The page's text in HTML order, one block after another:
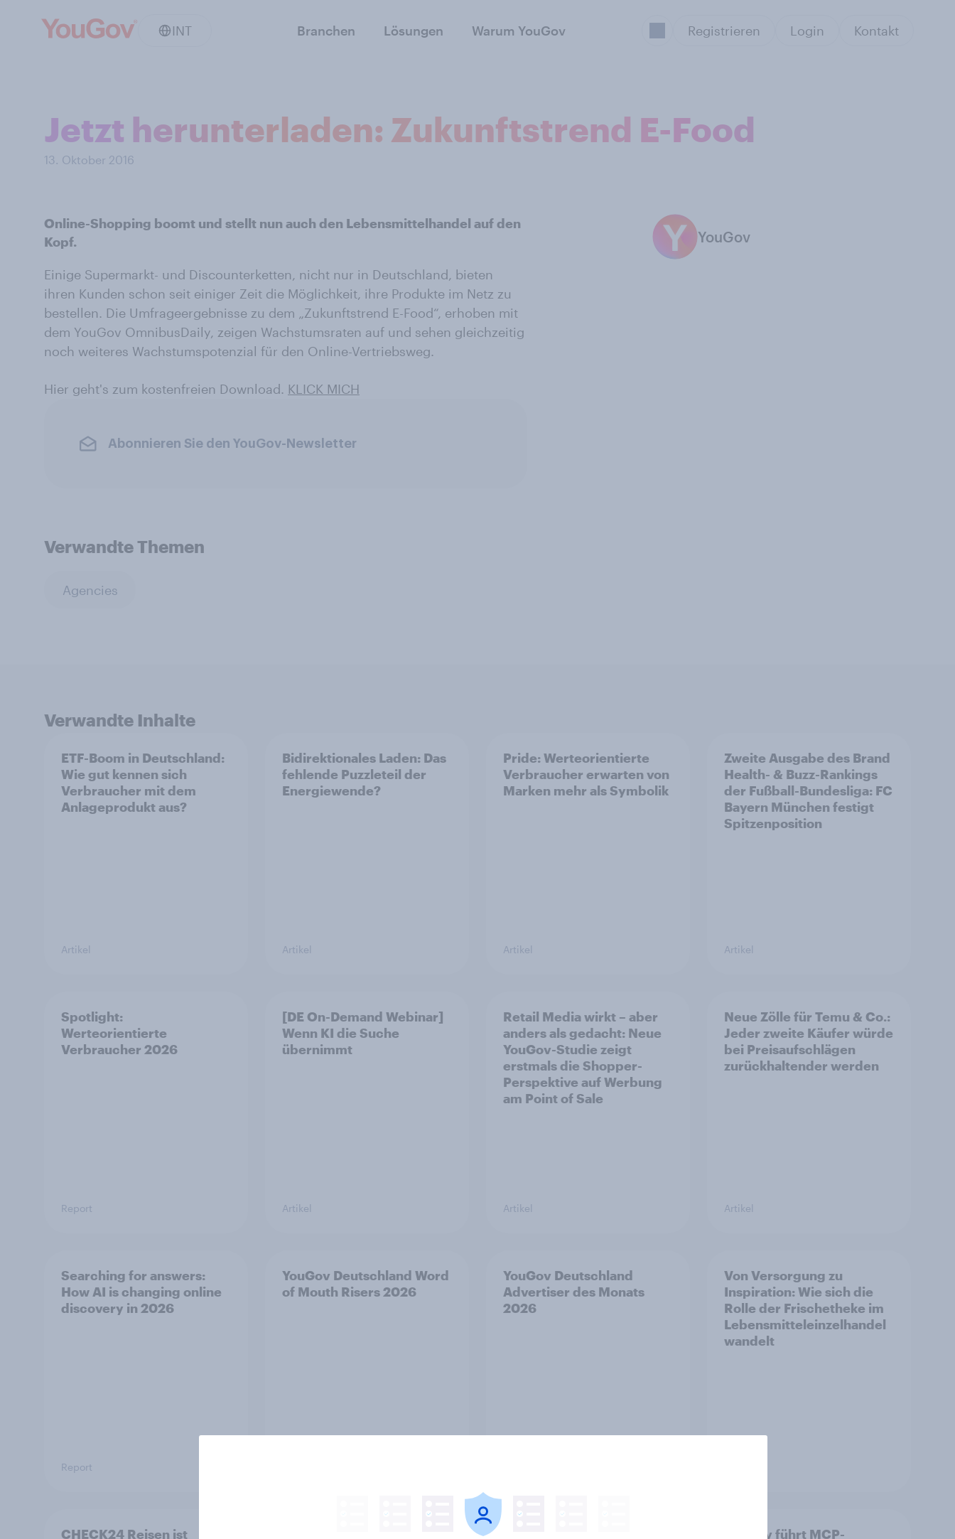
INT Branchen Lösungen Warum YouGov Registrieren Login Kontakt
Jetzt herunterladen: Zukunftstrend E-Food
13. Oktober 2016
Online-Shopping boomt und stellt nun auch den Lebensmittelhandel auf den
Kopf.
Einige Supermarkt- und Discounterketten, nicht nur in Deutschland, bieten
ihren Kunden schon seit einiger Zeit die Möglichkeit, ihre Produkte im Netz zu
bestellen. Die Umfrageergebnisse zu dem „Zukunftstrend E-Food“, erhoben mit
dem YouGov OmnibusDaily, zeigen Wachstumsraten auf und sehen gleichzeitig
noch weiteres Wachstumspotenzial für den Online-Vertriebsweg.
Hier geht's zum kostenfreien Download. KLICK MICH
Abonnieren Sie den YouGov-Newsletter
YouGov
Verwandte Themen
Agencies
Verwandte Inhalte
ETF-Boom in Deutschland:
Wie gut kennen sich
Verbraucher mit dem
Anlageprodukt aus?
Artikel
Bidirektionales Laden: Das
fehlende Puzzleteil der
Energiewende?
Artikel
Pride: Werteorientierte
Verbraucher erwarten von
Marken mehr als Symbolik
Artikel
Zweite Ausgabe des Brand
Health- & Buzz-Rankings
der Fußball-Bundesliga: FC
Bayern München festigt
Spitzenposition
Artikel
Spotlight:
Werteorientierte
Verbraucher 2026
Report
[DE On-Demand Webinar]
Wenn KI die Suche
übernimmt
Artikel
Retail Media wirkt – aber
anders als gedacht: Neue
YouGov-Studie zeigt
erstmals die Shopper-
Perspektive auf Werbung
am Point of Sale
Artikel
Neue Zölle für Temu & Co.:
Jeder zweite Käufer würde
bei Preisaufschlägen
zurückhaltender werden
Artikel
Searching for answers:
How AI is changing online
discovery in 2026
Report
YouGov Deutschland Word
of Mouth Risers 2026
YouGov Deutschland
Advertiser des Monats
2026
Von Versorgung zu
Inspiration: Wie sich die
Rolle der Frischetheke im
Lebensmitteleinzelhandel
wandelt
CHECK24 Reisen ist
YouGov führt MCP-